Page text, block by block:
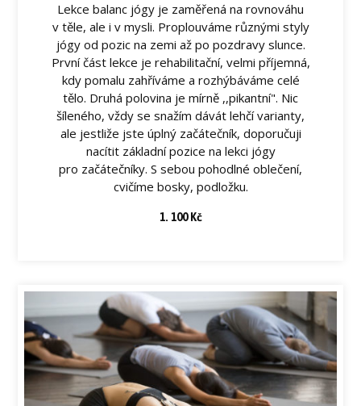
Lekce balanc jógy je zaměřená na rovnováhu
v těle, ale i v mysli. Proplouváme různými styly
jógy od pozic na zemi až po pozdravy slunce.
První část lekce je rehabilitační, velmi příjemná,
kdy pomalu zahříváme a rozhýbáváme celé
tělo. Druhá polovina je mírně ,,pikantní". Nic
šíleného, vždy se snažím dávát lehčí varianty,
ale jestliže jste úplný začátečník, doporučuji
nacítit základní pozice na lekci jógy
pro začátečníky. S sebou pohodlné oblečení,
cvičíme bosky, podložku.
1. 100 Kč